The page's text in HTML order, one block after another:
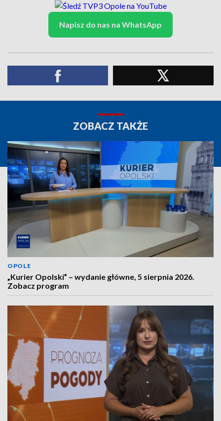
Napisz do nas na WhatsApp
ZOBACZ TAKŻE
OPOLE
„Kurier Opolski” – wydanie główne, 5 sierpnia 2026.
Zobacz program